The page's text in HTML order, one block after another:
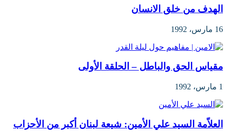
الهدف من خلق الانسان
16 مارس، 1992
مقياس الحق والباطل – الحلقة الأولى
1 مارس، 1992
العلاّمة السيد علي الأمين: شيعة لبنان أكبر من الأحزاب